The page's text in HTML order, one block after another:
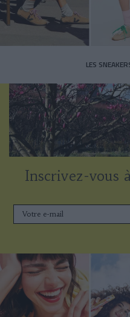
LES
Inscrivez-vous